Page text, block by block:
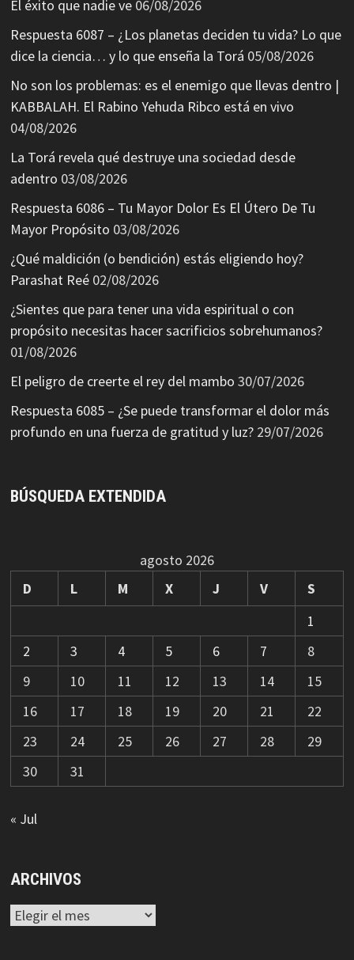
El éxito que nadie ve 06/08/2026
Respuesta 6087 – ¿Los planetas deciden tu vida? Lo que
dice la ciencia… y lo que enseña la Torá 05/08/2026
No son los problemas: es el enemigo que llevas dentro |
KABBALAH. El Rabino Yehuda Ribco está en vivo
04/08/2026
La Torá revela qué destruye una sociedad desde
adentro 03/08/2026
Respuesta 6086 – Tu Mayor Dolor Es El Útero De Tu
Mayor Propósito 03/08/2026
¿Qué maldición (o bendición) estás eligiendo hoy?
Parashat Reé 02/08/2026
¿Sientes que para tener una vida espiritual o con
propósito necesitas hacer sacrificios sobrehumanos?
01/08/2026
El peligro de creerte el rey del mambo 30/07/2026
Respuesta 6085 – ¿Se puede transformar el dolor más
profundo en una fuerza de gratitud y luz? 29/07/2026
BÚSQUEDA EXTENDIDA
agosto 2026
D
L M X J V
S
1
2
3 4 5 6 7
8
9
10 11 12 13 14
15
16
17 18 19 20 21
22
23
24 25 26 27 28
29
30
31
« Jul
ARCHIVOS
Archivos